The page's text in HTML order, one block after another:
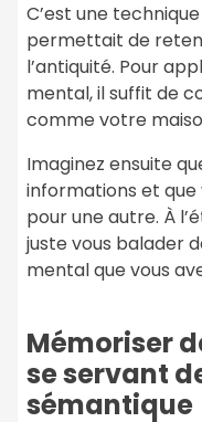
C’est une
permettait de
l’antiquité. Pour
mental, il suffit de
comme votre
Imaginez ensuite
informations et que
pour une autre. À
juste vous balader
mental que vous
Mémoriser
se servant
sémantique